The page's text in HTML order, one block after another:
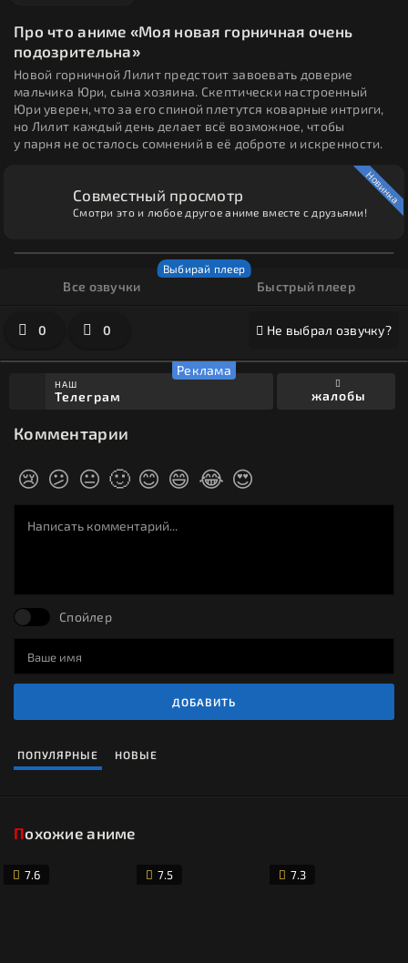
Про что аниме «Моя новая горничная очень
подозрительна»
Новой горничной Лилит предстоит завоевать доверие
мальчика Юри, сына хозяина. Скептически настроенный
Юри уверен, что за его спиной плетутся коварные интриги,
но Лилит каждый день делает всё возможное, чтобы
у парня не осталось сомнений в её доброте и искренности.
Совместный просмотр
Смотри это и любое другое аниме вместе с друзьями!
Новинка
Все озвучки Быстрый плеер
0 0 Не выбрал озвучку?
НАШ
Телеграм жалобы
Комментарии
😢 😕 😐 🙂 😊 😄 😂 😍
Спойлер
ДОБАВИТЬ
ПОПУЛЯРНЫЕ НОВЫЕ
Похожие аниме
7.6 7.5 7.3